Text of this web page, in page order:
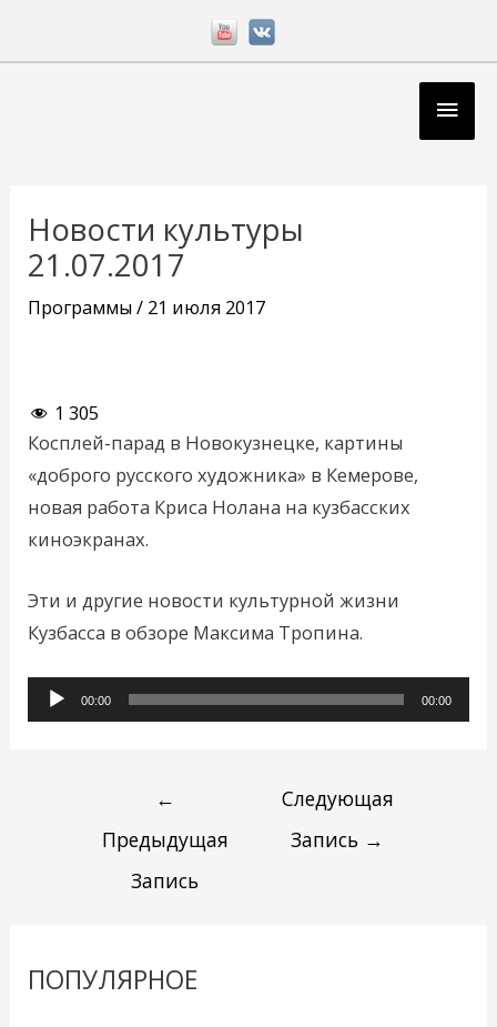
Новости культуры
21.07.2017
Программы/ 21 июля 2017
1 305
Косплей-парад в Новокузнецке, картины
«доброго русского художника» в Кемерове,
новая работа Криса Нолана на кузбасских
киноэкранах.
Эти и другие новости культурной жизни
Кузбасса в обзоре Максима Тропина.
Аудиоплеер
00:00 00:00
записям
←
Предыдущая
Запись
Следующая
Запись →
ПОПУЛЯРНОЕ